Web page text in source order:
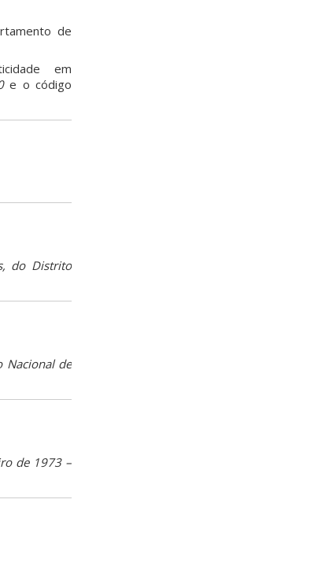
de
em
e o código
do Distrito
Nacional de
de 1973 –